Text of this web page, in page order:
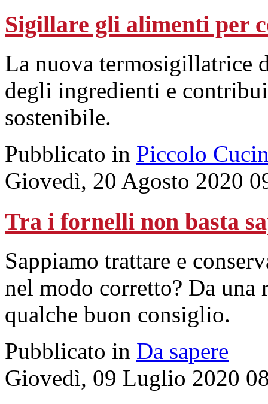
Sigillare gli alimenti per
La nuova termosigillatrice
degli ingredienti e
sostenibile.
Pubblicato in Piccolo
Giovedì, 20 Agosto 2020
Tra i fornelli non basta
Sappiamo trattare e
nel modo corretto? Da una
qualche buon consiglio.
Pubblicato in Da sapere
Giovedì, 09 Luglio 2020